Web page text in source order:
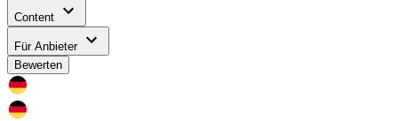
Content
Für Anbieter
Bewerten